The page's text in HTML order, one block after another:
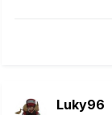
Luky96